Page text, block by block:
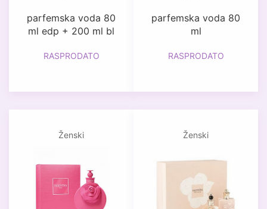
parfemska voda 80
ml edp + 200 ml bl
RASPRODATO
parfemska voda 80
ml
RASPRODATO
Ženski Ženski